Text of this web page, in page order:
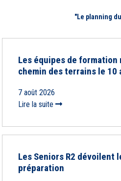
"Le planning
Les équipes de
chemin des terrains le 10
7 août 2026
Lire la suite
Les Seniors R2 dévoilent
préparation